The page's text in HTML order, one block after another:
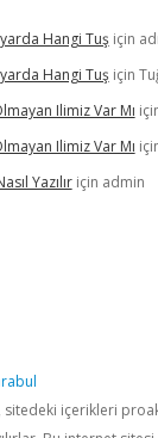
Hangi Tuşiçin
Hangi Tuşiçin
Ilimiz Var Mı
Ilimiz Var Mı
Yazılıriçin admin
sitedeki içerikleri